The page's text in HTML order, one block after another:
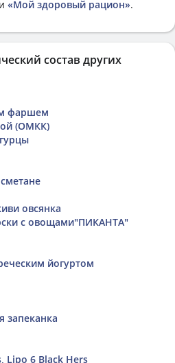
«Мой здоровый рацион».
состав других
фаршем
(ОМКК)
овсянка
с овощами"ПИКАНТА"
йогуртом
запеканка
Lipo 6 Black Hers